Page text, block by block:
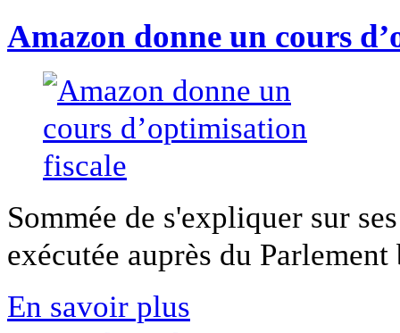
Amazon donne un cours
Sommée de s'expliquer sur
exécutée auprès du
En savoir plus